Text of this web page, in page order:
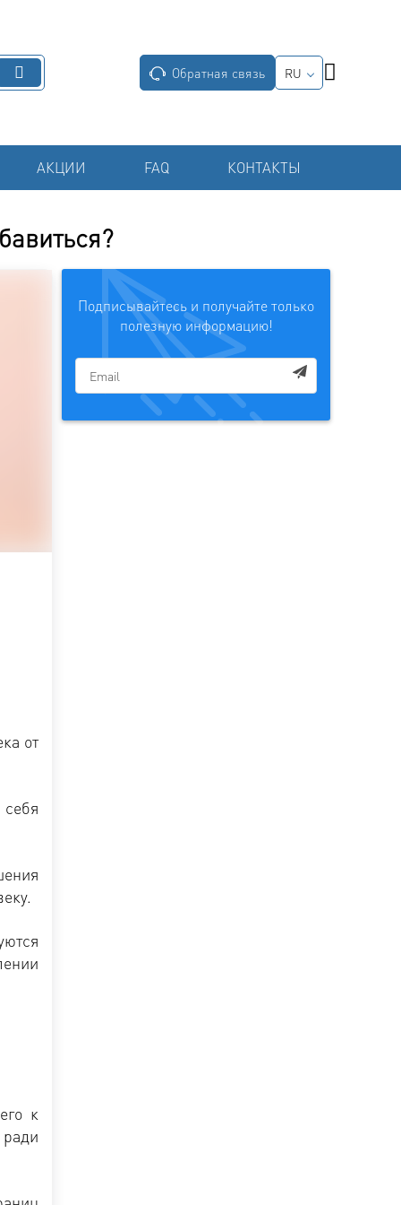
Обратная связь RU
АКЦИИ FAQ КОНТАКТЫ
Подписывайтесь и получайте только
полезную информацию!
от
к